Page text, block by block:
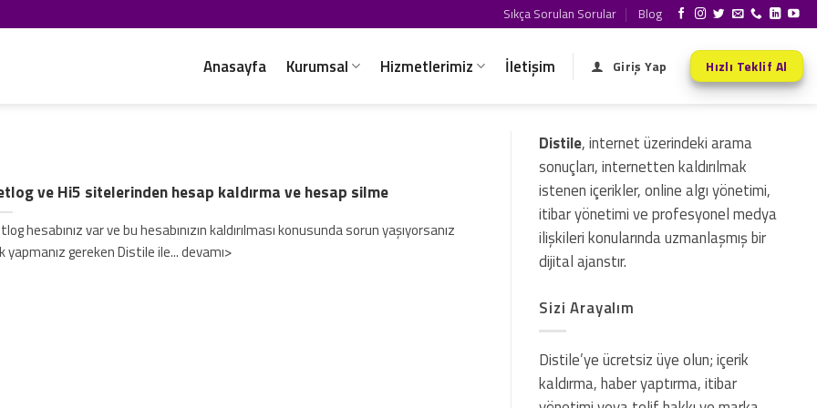
Sıkça Sorulan Sorular Blog
Anasayfa Kurumsal Hizmetlerimiz İletişim Giriş Yap Hızlı Teklif Al
ve Hi5 sitelerinden hesap kaldırma ve hesap silme
hesabınız var ve bu hesabınızın kaldırılması konusunda sorun yaşıyorsanız
yapmanız gereken Distile ile... devamı>
Distile, internet üzerindeki arama
sonuçları, internetten kaldırılmak
istenen içerikler, online algı yönetimi,
itibar yönetimi ve profesyonel medya
ilişkileri konularında uzmanlaşmış bir
dijital ajanstır.
Sizi Arayalım
Distile’ye ücretsiz üye olun; içerik
kaldırma, haber yaptırma, itibar